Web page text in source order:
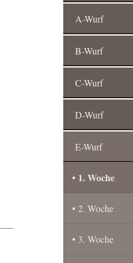
A-Wurf
B-Wurf
C-Wurf
D-Wurf
E-Wurf
1. Woche
2. Woche
3. Woche